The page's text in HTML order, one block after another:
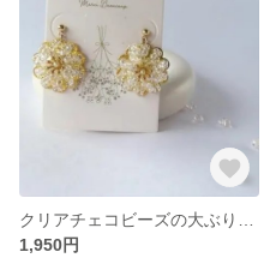
1,950円